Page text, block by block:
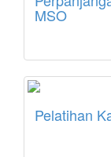
MSO
Pelatihan